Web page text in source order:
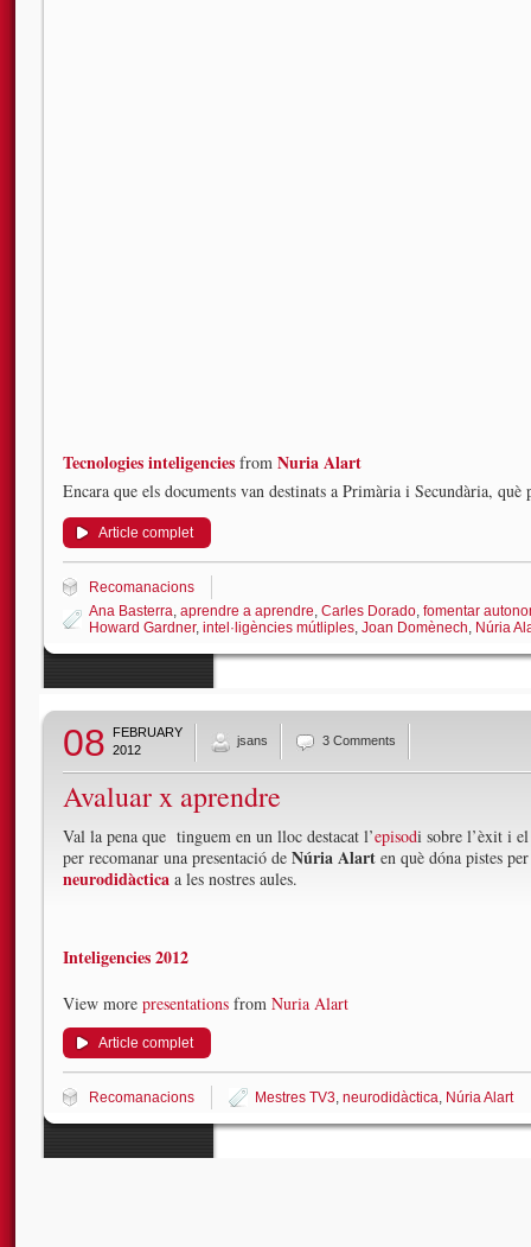
Tecnologies inteligencies from Nuria Alart
Encara que els documents van destinats a Primària i Secundària, què
Article complet
Recomanacions
Ana Basterra, aprendre a aprendre, Carles Dorado, fomentar
Howard Gardner, intel·ligències mútliples, Joan Domènech, Núria
08
FEBRUARY
2012
jsans 3 Comments
Avaluar x aprendre
Val la pena que tinguem en un lloc destacat l’episodi sobre l’èxit i el
per recomanar una presentació de Núria Alart en què dóna pistes
neurodidàctica a les nostres aules.
Inteligencies 2012
View more presentations from Nuria Alart
Article complet
Recomanacions Mestres TV3, neurodidàctica, Núria Alart